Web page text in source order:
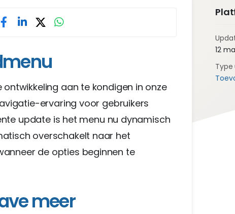
aan te kondigen in onze
ervaring voor gebruikers
update is het menu nu dynamisch
overschakelt naar het
de opties beginnen te
meer
12